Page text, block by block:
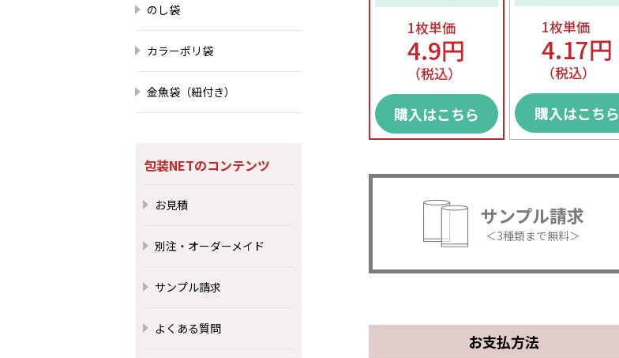
のし袋
カラーポリ袋
金魚袋（紐付き）
包装NETのコンテンツ
お見積
別注・オーダーメイド
サンプル請求
よくある質問
1枚単価
4.9円
（税込）
購入はこちら
1枚単価
4.17円
（税込）
購入はこちら
サンプル請求
＜3種類まで無料＞
お支払方法